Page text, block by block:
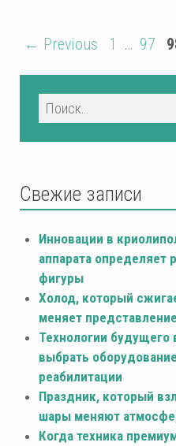
← Previous 1 … 97
Свежие записи
Инновации в
аппарата определяет
фигуры
Холод, который
меняет
Технологии будущего
выбрать
реабилитации
Праздник, который
шары меняют
Когда техника